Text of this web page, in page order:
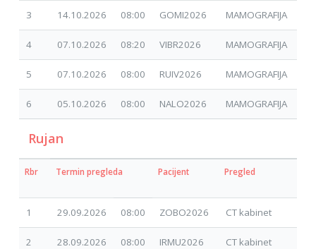
3 14.10.2026 08:00 GOMI2026 MAMOGRAFIJA
4 07.10.2026 08:20 VIBR2026 MAMOGRAFIJA
5 07.10.2026 08:00 RUIV2026 MAMOGRAFIJA
6 05.10.2026 08:00 NALO2026 MAMOGRAFIJA
Rujan
Rbr Termin pregleda Pacijent Pregled
1 29.09.2026 08:00 ZOBO2026 CT kabinet
2 28.09.2026 08:00 IRMU2026 CT kabinet